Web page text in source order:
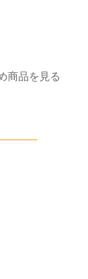
商品を見る